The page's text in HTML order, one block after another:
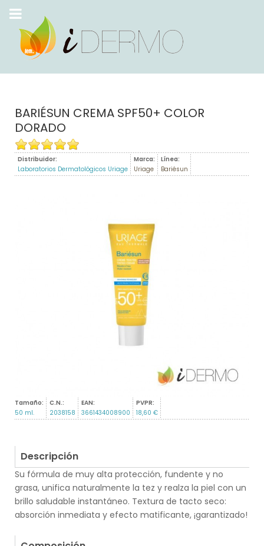
BARIÉSUN CREMA SPF50+ COLOR
DORADO
Distribuidor:
Laboratorios Dermatológicos Uriage
Marca:
Uriage
Línea:
Bariésun
Tamaño:
50 ml.
C.N.:
2038158
EAN:
3661434008900
PVPR:
18,60 €
Descripción
Su fórmula de muy alta protección, fundente y no
grasa, unifica naturalmente la tez y realza la piel con un
brillo saludable instantáneo. Textura de tacto seco:
absorción inmediata y efecto matificante, ¡garantizado!